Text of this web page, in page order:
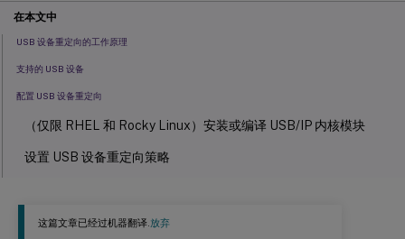
这篇文章已经过机器翻译.放弃
在本文中
USB 设备重定向的工作原理
支持的 USB 设备
配置 USB 设备重定向
（仅限 RHEL 和 Rocky Linux）安装或编译 USB/IP 内核模块
设置 USB 设备重定向策略
无法卸载重定向的 USB 磁盘